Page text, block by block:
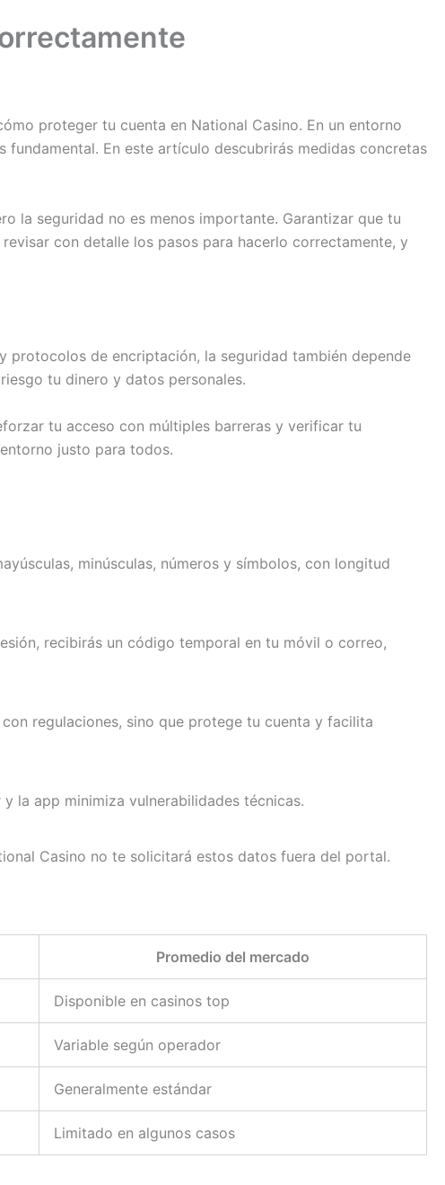
proteger tu cuenta en National Casino. En un entorno
En este artículo descubrirás medidas concretas
la seguridad no es menos importante. Garantizar que tu
con detalle los pasos para hacerlo correctamente, y
protocolos de encriptación, la seguridad también depende
tu dinero y datos personales.
tu acceso con múltiples barreras y verificar tu
justo para todos.
minúsculas, números y símbolos, con longitud
recibirás un código temporal en tu móvil o correo,
regulaciones, sino que protege tu cuenta y facilita
la app minimiza vulnerabilidades técnicas.
Casino no te solicitará estos datos fuera del portal.
Promedio del mercado
Disponible en casinos top
Variable según operador
Generalmente estándar
Limitado en algunos casos